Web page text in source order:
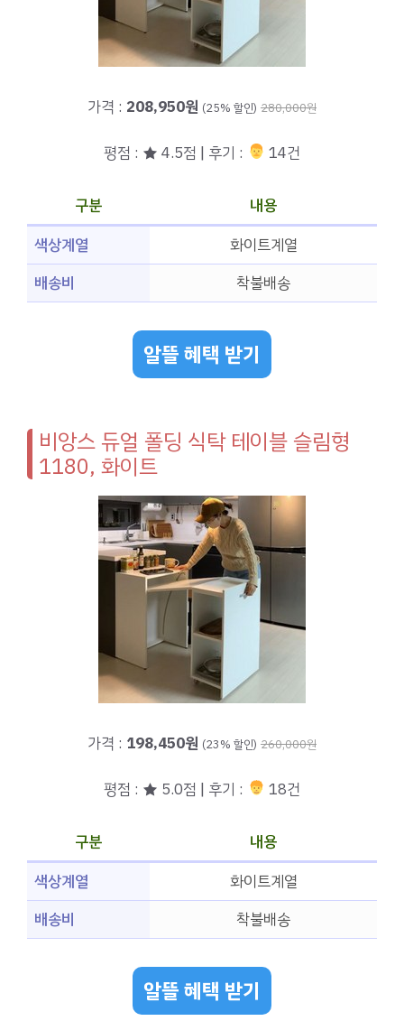
가격 : 208,950원 (25% 할인) 280,000원
평점 : ★ 4.5점 | 후기 : ‍‍ 14건
구분
내용
색상계열
화이트계열
배송비
착불배송
알뜰 혜택 받기
비앙스 듀얼 폴딩 식탁 테이블 슬림형
1180, 화이트
가격 : 198,450원 (23% 할인) 260,000원
평점 : ★ 5.0점 | 후기 : 18건
구분
내용
색상계열
화이트계열
배송비
착불배송
알뜰 혜택 받기